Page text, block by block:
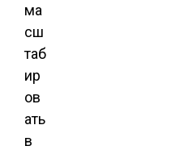
ма
сш
таб
ир
ов
ать
в